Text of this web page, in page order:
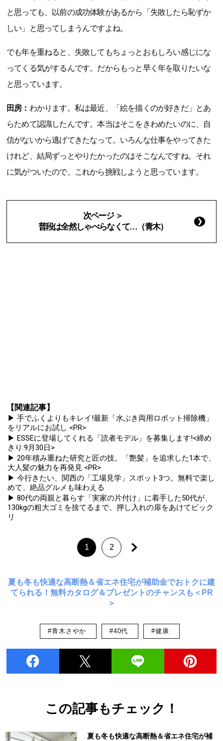
と思っても、以前の成功体験があるから「失敗したら恥ずか
しい」と思ってしまうんですよね。
でも年を重ねると、失敗してもちょっとおもしろい感じにな
ってくる気がするんです。だからもっと早く年を取りたいな
と思っています。
田房： わかります。私は最近、「絵を描くのが好きだ」とあ
らためて認識したんです。本当はそこをきわめたいのに、自
信がないから逃げてきたなって。いろんな仕事をやってきた
けれど、結局ずっとやりたかったのはそこなんですね。それ
に気がついたので、これから挑戦しようと思っています。
次ページ ＞
普段は全然しゃべらなくて…（青木）
【関連記事】
▶ 手でふくよりもキレイ!最新「水ぶき両用ロボット掃除機」
をリアルにお試し <PR>
▶ ESSEに登場してくれる「読者モデル」を募集します!<締め
きり:9月30日>
▶ 20年積み重ねた研究と匠の技。「艶髪」を追求した1本で、
大人髪の魅力を再発見 <PR>
▶ 今行きたい、関西の「工場見学」スポット3つ。無料で楽し
めて、絶品グルメも味わえる
▶ 80代の両親と暮らす「実家の片付け」に着手した50代が、
130kgの粗大ゴミを捨てるまで。押し入れの扉をあけてビック
リ
1 2
夏も冬も快適な高断熱＆省エネ住宅が補助金でおトクに建
てられる！無料カタログ＆プレゼントのチャンスも＜PR
＞
#青木さやか #40代 #健康
この記事もチェック！
夏も冬も快適な高断熱＆省エネ住宅が補